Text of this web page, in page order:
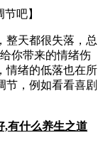
吧】
天都很失落，总
你带来的情绪伤
情绪的低落也在所
节，例如看看喜剧
,有什么养生之道